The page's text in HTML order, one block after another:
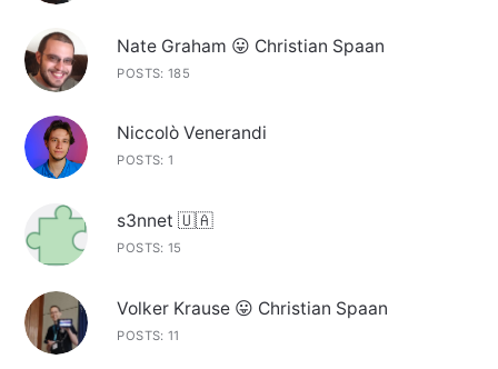
Nate Graham 😛 Christian Spaan
POSTS: 185
Niccolò Venerandi
POSTS: 1
s3nnet 🇺🇦
POSTS: 15
Volker Krause 😛 Christian Spaan
POSTS: 11